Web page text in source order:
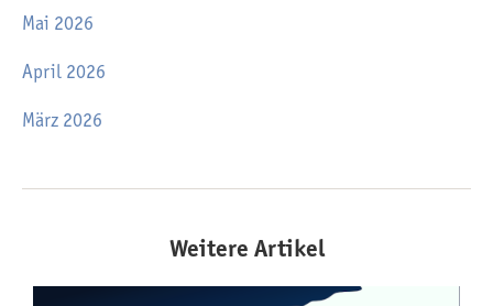
Mai 2026
April 2026
März 2026
Weitere Artikel